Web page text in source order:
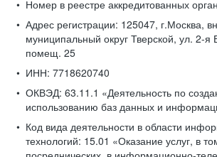
Номер в реестре аккредитованных
Адрес регистрации: 125047, г.Москва,
муниципальный округ Тверской, ул. 2-я
помещ. 25
ИНН: 7718620740
ОКВЭД: 63.11.1 «Деятельность по
использованию баз данных и
Код вида деятельности в области
технологий: 15.01 «Оказание услуг, в